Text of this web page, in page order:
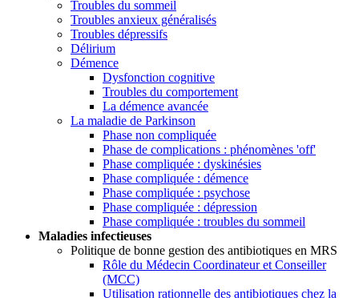
Troubles du sommeil
Troubles anxieux généralisés
Troubles dépressifs
Délirium
Démence
Dysfonction cognitive
Troubles du comportement
La démence avancée
La maladie de Parkinson
Phase non compliquée
Phase de complications : phénomènes 'off'
Phase compliquée : dyskinésies
Phase compliquée : démence
Phase compliquée : psychose
Phase compliquée : dépression
Phase compliquée : troubles du sommeil
Maladies infectieuses
Politique de bonne gestion des antibiotiques en MRS
Rôle du Médecin Coordinateur et Conseiller
(MCC)
Utilisation rationnelle des antibiotiques chez la